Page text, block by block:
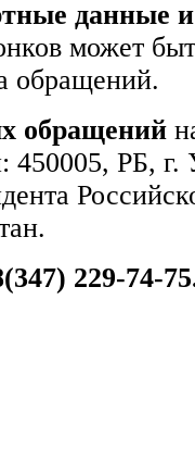
данные
может
обращений.
обращений
450005, РБ,
229-74-